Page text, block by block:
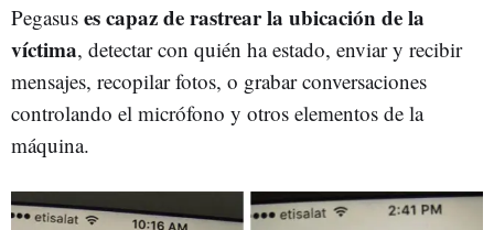
Pegasus es capaz de rastrear la ubicación de la
víctima, detectar con quién ha estado, enviar y recibir
mensajes, recopilar fotos, o grabar conversaciones
controlando el micrófono y otros elementos de la
máquina.